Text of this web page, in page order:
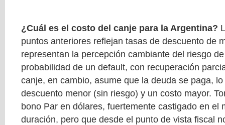
¿Cuál es el costo del canje para la Argentina?
puntos anteriores reflejan tasas de descuento de
representan la percepción cambiante del riesgo
probabilidad de un default, con recuperación
canje, en cambio, asume que la deuda se paga,
descuento menor (sin riesgo) y un costo mayor.
bono Par en dólares, fuertemente castigado en el
duración, pero que desde el punto de vista fiscal